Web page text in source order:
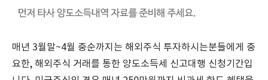
매년 3월말~4월 중순까지는 해외주식 투자하시는분들에게 중
요한, 해외주식 거래를 통한 양도소득세 신고대행 신청기간입